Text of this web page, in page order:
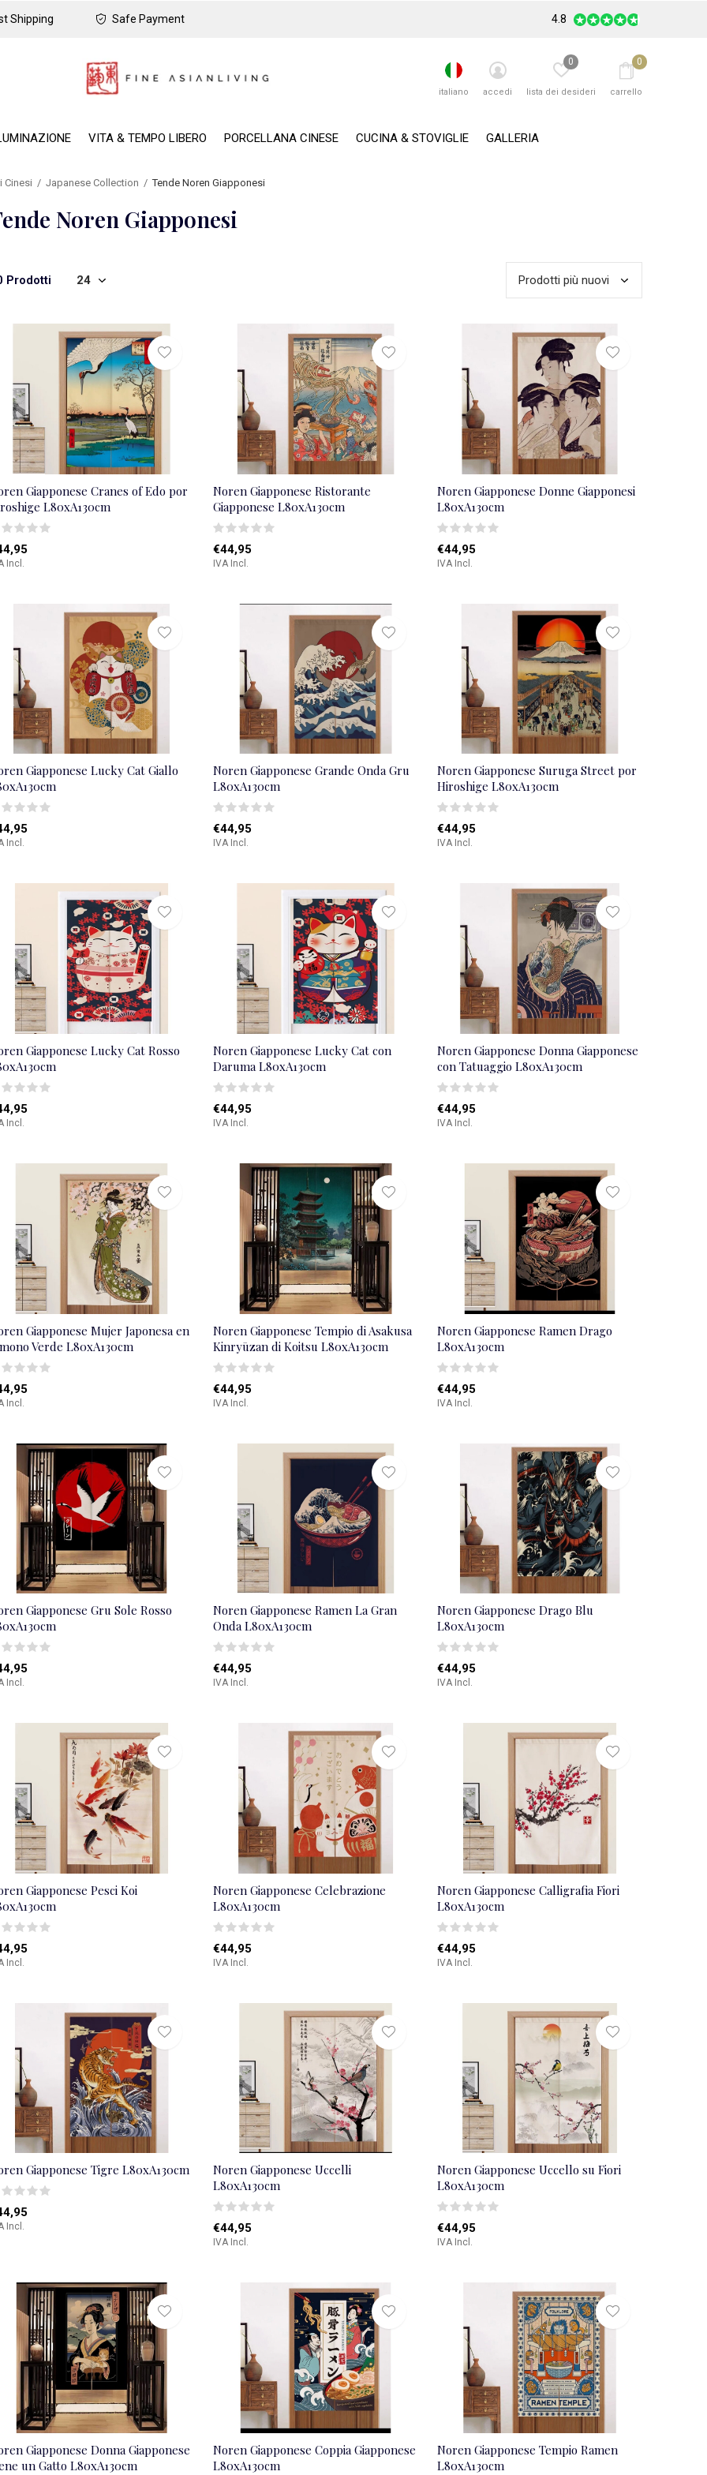
VITA & TEMPO LIBERO PORCELLANA CINESE CUCINA & STOVIGLIE GALLERIA
italiano accedi lista dei desideri
0
carrello
0
Shipping Safe Payment 4.8
Cinesi Japanese Collection Tende Noren Giapponesi
Noren Giapponesi
Prodotti
Giapponese Cranes of Edo por
L80xA130cm
Incl.
Noren Giapponese Ristorante
Giapponese L80xA130cm
€44,95
IVA Incl.
Noren Giapponese Donne Giapponesi
L80xA130cm
€44,95
IVA Incl.
Giapponese Lucky Cat Giallo
Incl.
Noren Giapponese Grande Onda Gru
L80xA130cm
€44,95
IVA Incl.
Noren Giapponese Suruga Street por
Hiroshige L80xA130cm
€44,95
IVA Incl.
Giapponese Lucky Cat Rosso
Incl.
Noren Giapponese Lucky Cat con
Daruma L80xA130cm
€44,95
IVA Incl.
Noren Giapponese Donna Giapponese
con Tatuaggio L80xA130cm
€44,95
IVA Incl.
Giapponese Mujer Japonesa en
Verde L80xA130cm
Incl.
Noren Giapponese Tempio di Asakusa
Kinryūzan di Koitsu L80xA130cm
€44,95
IVA Incl.
Noren Giapponese Ramen Drago
L80xA130cm
€44,95
IVA Incl.
Giapponese Gru Sole Rosso
Incl.
Noren Giapponese Ramen La Gran
Onda L80xA130cm
€44,95
IVA Incl.
Noren Giapponese Drago Blu
L80xA130cm
€44,95
IVA Incl.
Giapponese Pesci Koi
Incl.
Noren Giapponese Celebrazione
L80xA130cm
€44,95
IVA Incl.
Noren Giapponese Calligrafia Fiori
L80xA130cm
€44,95
IVA Incl.
Giapponese Tigre L80xA130cm
Incl.
Noren Giapponese Uccelli
L80xA130cm
€44,95
IVA Incl.
Noren Giapponese Uccello su Fiori
L80xA130cm
€44,95
IVA Incl.
Giapponese Donna Giapponese
un Gatto L80xA130cm
Noren Giapponese Coppia Giapponese
L80xA130cm
Noren Giapponese Tempio Ramen
L80xA130cm